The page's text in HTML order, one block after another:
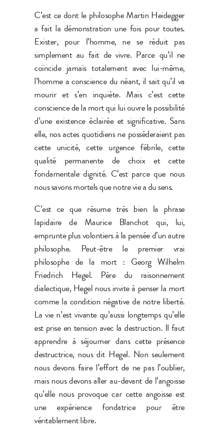
C’est ce dont le philosophe Martin Heidegger
a fait la démonstration une fois pour toutes.
Exister, pour l’homme, ne se réduit pas
simplement au fait de vivre. Parce qu’il ne
coïncide jamais totalement avec lui-même,
l’homme a conscience du néant, il sait qu’il va
mourir et s’en inquiète. Mais c’est cette
conscience de la mort qui lui ouvre la possibilité
d’une existence éclairée et significative. Sans
elle, nos actes quotidiens ne posséderaient pas
cette unicité, cette urgence fébrile, cette
qualité permanente de choix et cette
fondamentale dignité. C’est parce que nous
nous savons mortels que notre vie a du sens.
C’est ce que résume très bien la phrase
lapidaire de Maurice Blanchot qui, lui,
emprunte plus volontiers à la pensée d’un autre
philosophe. Peut-être le premier vrai
philosophe de la mort : Georg Wilhelm
Friedrich Hegel. Père du raisonnement
dialectique, Hegel nous invite à penser la mort
comme la condition négative de notre liberté.
La vie n’est vivante qu’aussi longtemps qu’elle
est prise en tension avec la destruction. Il faut
apprendre à séjourner dans cette présence
destructrice, nous dit Hegel. Non seulement
nous devons faire l’effort de ne pas l’oublier,
mais nous devons aller au-devant de l’angoisse
qu’elle nous provoque car cette angoisse est
une expérience fondatrice pour être
véritablement libre.